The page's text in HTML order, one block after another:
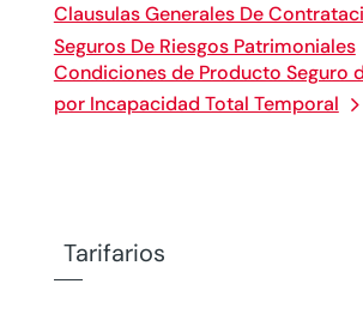
Clausulas Generales De
Seguros De Riesgos Patrimoniales
Condiciones de Producto Seguro
por Incapacidad Total Temporal
Tarifarios